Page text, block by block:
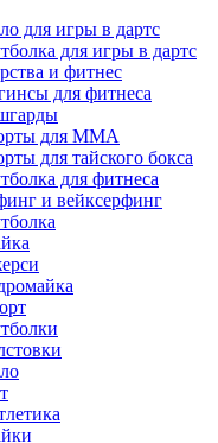
для игры в дартс
для игры в дартс
и фитнес
для фитнеса
для MMA
для тайского бокса
для фитнеса
и вейксерфинг